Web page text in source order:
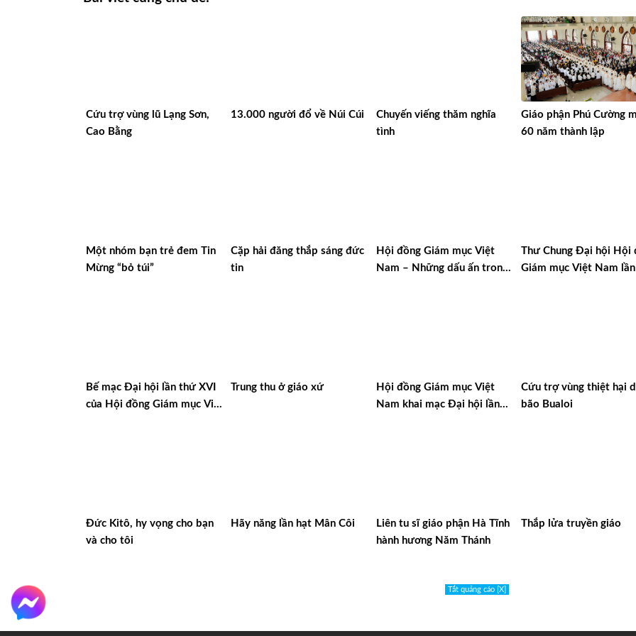
Cứu trợ vùng lũ Lạng Sơn,
Cao Bằng
13.000 người đổ về Núi Cúi
Chuyến viếng thăm nghĩa
tình
Giáo phận Phú Cường
60 năm thành lập
Một nhóm bạn trẻ đem Tin
Mừng “bỏ túi”
Cặp hải đăng thắp sáng đức
tin
Hội đồng Giám mục Việt
Nam – Những dấu ấn trong
Thư Chung Đại hội Hội
Giám mục Việt Nam
Bế mạc Đại hội lần thứ XVI
của Hội đồng Giám mục Việt
Trung thu ở giáo xứ
Hội đồng Giám mục Việt
Nam khai mạc Đại hội lần
Cứu trợ vùng thiệt hại
bão Bualoi
Đức Kitô, hy vọng cho bạn
và cho tôi
Hãy năng lần hạt Mân Côi
Liên tu sĩ giáo phận Hà Tĩnh
hành hương Năm Thánh
Thắp lửa truyền giáo
Tắt quảng cáo [X]